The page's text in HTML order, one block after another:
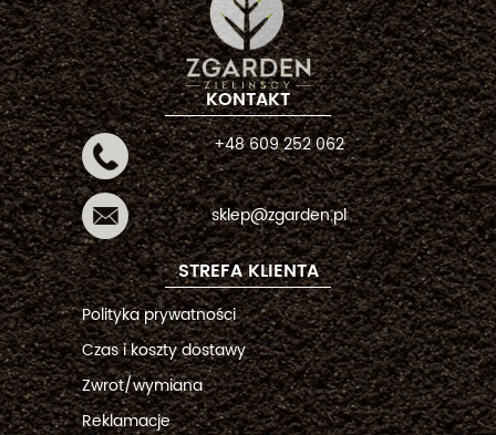
KONTAKT
+48 609 252 062
sklep@zgarden.pl
STREFA KLIENTA
Polityka prywatności
Czas i koszty dostawy
Zwrot/wymiana
Reklamacje